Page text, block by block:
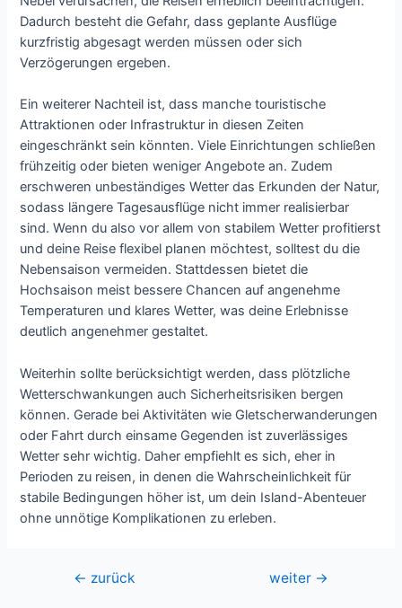
Dadurch besteht die Gefahr, dass geplante Ausflüge
kurzfristig abgesagt werden müssen oder sich
Verzögerungen ergeben.
Ein weiterer Nachteil ist, dass manche touristische
Attraktionen oder Infrastruktur in diesen Zeiten
eingeschränkt sein könnten. Viele Einrichtungen schließen
frühzeitig oder bieten weniger Angebote an. Zudem
erschweren unbeständiges Wetter das Erkunden der Natur,
sodass längere Tagesausflüge nicht immer realisierbar
sind. Wenn du also vor allem von stabilem Wetter profitierst
und deine Reise flexibel planen möchtest, solltest du die
Nebensaison vermeiden. Stattdessen bietet die
Hochsaison meist bessere Chancen auf angenehme
Temperaturen und klares Wetter, was deine Erlebnisse
deutlich angenehmer gestaltet.
Weiterhin sollte berücksichtigt werden, dass plötzliche
Wetterschwankungen auch Sicherheitsrisiken bergen
können. Gerade bei Aktivitäten wie Gletscherwanderungen
oder Fahrt durch einsame Gegenden ist zuverlässiges
Wetter sehr wichtig. Daher empfiehlt es sich, eher in
Perioden zu reisen, in denen die Wahrscheinlichkeit für
stabile Bedingungen höher ist, um dein Island-Abenteuer
ohne unnötige Komplikationen zu erleben.
Beitragsnavigation
← zurück weiter →